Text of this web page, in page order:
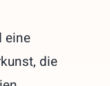
eine
die